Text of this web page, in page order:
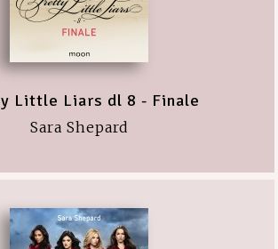
Little Liars dl 8 - Finale
Sara Shepard